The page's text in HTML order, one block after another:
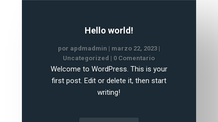
Hello world!
por apdmadmin | marzo 22, 2023|
Uncategorized | 0 Comentario
Welcome to WordPress. This is your
first post. Edit or delete it, then start
writing!